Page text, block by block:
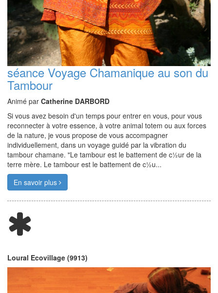
séance Voyage Chamanique au son du
Tambour
Animé par Catherine DARBORD
Si vous avez besoin d'un temps pour entrer en vous, pour vous
reconnecter à votre essence, à votre animal totem ou aux forces
de la nature, je vous propose de vous accompagner
individuellement, dans un voyage guidé par la vibration du
tambour chamane. "Le tambour est le battement de c½ur de la
terre mère. Le tambour est le battement de c½u...
En savoir plus
Loural Ecovillage (9913)